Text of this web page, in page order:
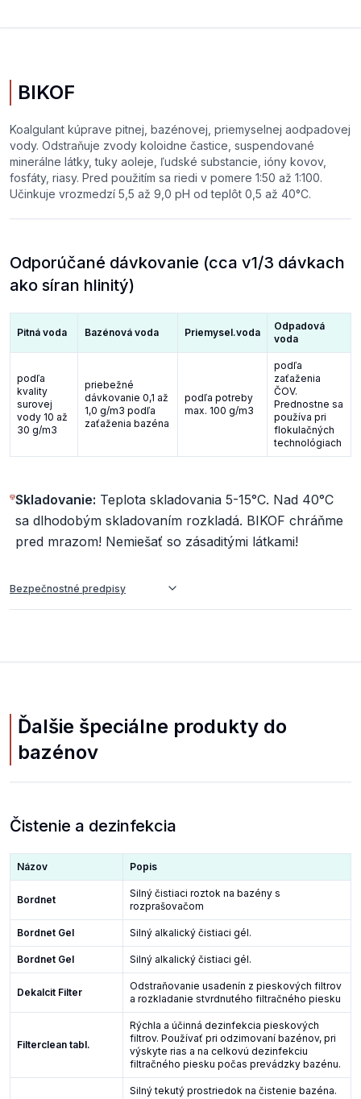
BIKOF
Koalgulant kúprave pitnej, bazénovej, priemyselnej aodpadovej
vody. Odstraňuje zvody koloidne častice, suspendované
minerálne látky, tuky aoleje, ľudské substancie, ióny kovov,
fosfáty, riasy. Pred použitím sa riedi v pomere 1:50 až 1:100.
Učinkuje vrozmedzí 5,5 až 9,0 pH od teplôt 0,5 až 40°C.
Odporúčané dávkovanie (cca v1/3 dávkach
ako síran hlinitý)
Pitná voda Bazénová voda Priemysel.voda
Odpadová
voda
podľa
kvality
surovej
vody 10 až
30 g/m3
priebežné
dávkovanie 0,1 až
1,0 g/m3 podľa
zaťaženia bazéna
podľa potreby
max. 100 g/m3
podľa
zaťaženia
ČOV.
Prednostne sa
používa pri
flokulačných
technológiach
Skladovanie: Teplota skladovania 5-15°C. Nad 40°C
sa dlhodobým skladovaním rozkladá. BIKOF chráňme
pred mrazom! Nemiešať so zásaditými látkami!
Bezpečnostné predpisy
Ďalšie špeciálne produkty do
bazénov
Čistenie a dezinfekcia
Názov Popis
Bordnet
Silný čistiaci roztok na bazény s
rozprašovačom
Bordnet Gel Silný alkalický čistiaci gél.
Bordnet Gel Silný alkalický čistiaci gél.
Dekalcit Filter
Odstraňovanie usadenín z pieskových filtrov
a rozkladanie stvrdnutého filtračného piesku
Filterclean tabl.
Rýchla a účinná dezinfekcia pieskových
filtrov. Používať pri odzimovaní bazénov, pri
výskyte rias a na celkovú dezinfekciu
filtračného piesku počas prevádzky bazénu.
Silný tekutý prostriedok na čistenie bazéna.